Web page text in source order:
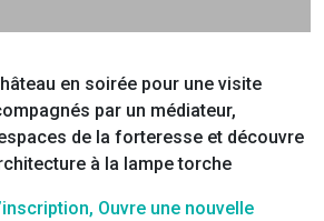
en soirée pour une visite
par un médiateur,
de la forteresse et découvre
à la lampe torche
Ouvre une nouvelle